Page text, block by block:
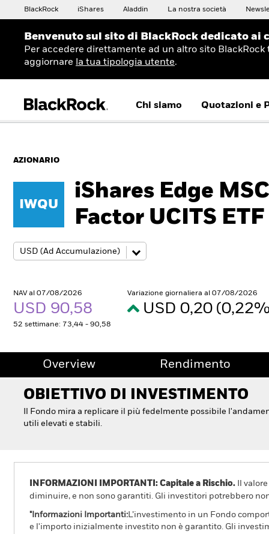
BlackRock iShares Aladdin La nostra società
Benvenuto sul sito di BlackRock dedicato
Per accedere direttamente ad un altro sito
aggiornare
la tua tipologia utente.
Chi siamo Quotazioni e
AZIONARIO
IWQU
iShares Edge
Factor UCITS ETF
NAV al 07/08/2026
USD 90,58
52 settimane: 73,44 - 90,58
Variazione giornaliera al 07/08/2026
USD 0,20
Overview Rendimento
OBIETTIVO DI INVESTIMENTO
Il Fondo mira a replicare il più fedelmente possibile
utili elevati e stabili.
INFORMAZIONI IMPORTANTI: Capitale a Rischio. Il
diminuire, e non sono garantiti. Gli investitori potrebbero
"Informazioni Importanti:L’investimento in un Fondo
e l'importo inizialmente investito non è garantito. Gli